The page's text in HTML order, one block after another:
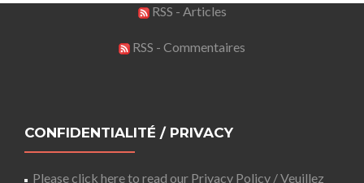
RSS - Articles
RSS - Commentaires
CONFIDENTIALITÉ / PRIVACY
Please click here to read our Privacy Policy / Veuillez